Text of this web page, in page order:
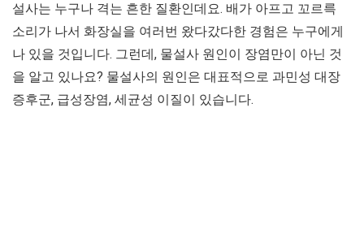
설사는 누구나 격는 흔한 질환인데요. 배가 아프고 꼬르륵
소리가 나서 화장실을 여러번 왔다갔다한 경험은 누구에게
나 있을 것입니다. 그런데, 물설사 원인이 장염만이 아닌 것
을 알고 있나요? 물설사의 원인은 대표적으로 과민성 대장
증후군, 급성장염, 세균성 이질이 있습니다.